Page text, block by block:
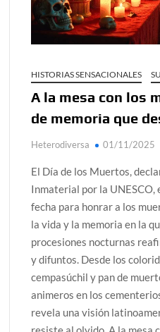
Día de Independencia 2026:
polarizada
generan las redes sociales
Denuncia por violencia
la dignidad humana
HISTORIAS SENSACIONALES
A la mesa con los
de memoria que
Heterodiversa 01/11/2025
El Día de los Muertos,
Inmaterial por la UNESCO,
fecha para honrar a los
la vida y la memoria en la
procesiones nocturnas
y difuntos. Desde los
cempasúchil y pan de
animeros en los
revela una visión